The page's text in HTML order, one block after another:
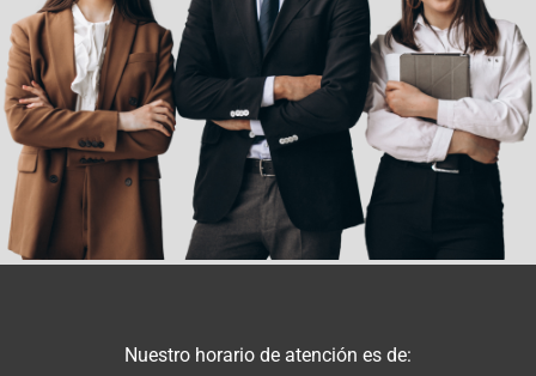
Nuestro horario de atención es de: